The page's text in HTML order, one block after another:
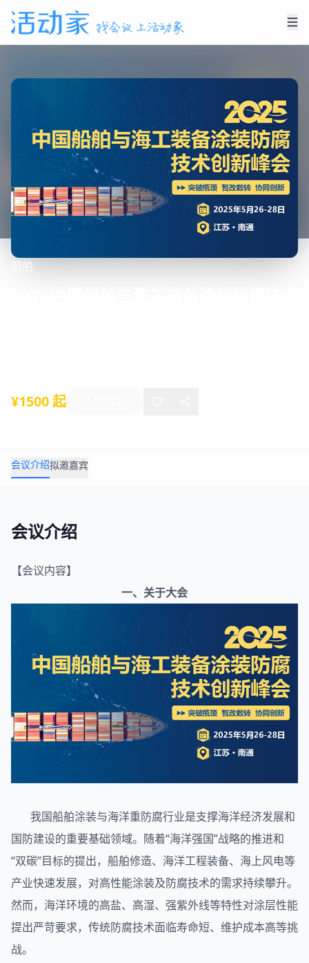
船舶
¥1500 起
会议介绍拟邀嘉宾
会议介绍
【会议内容】
一、关于大会
我国船舶涂装与海洋重防腐行业是支撑海洋经济发展和
国防建设的重要基础领域。随着“海洋强国”战略的推进和
“双碳”目标的提出，船舶修造、海洋工程装备、海上风电等
产业快速发展，对高性能涂装及防腐技术的需求持续攀升。
然而，海洋环境的高盐、高湿、强紫外线等特性对涂层性能
提出严苛要求，传统防腐技术面临寿命短、维护成本高等挑
战。